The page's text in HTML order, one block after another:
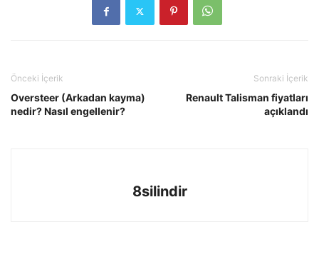
Önceki İçerik
Oversteer (Arkadan kayma)
nedir? Nasıl engellenir?
Sonraki İçerik
Renault Talisman fiyatları
açıklandı
8silindir